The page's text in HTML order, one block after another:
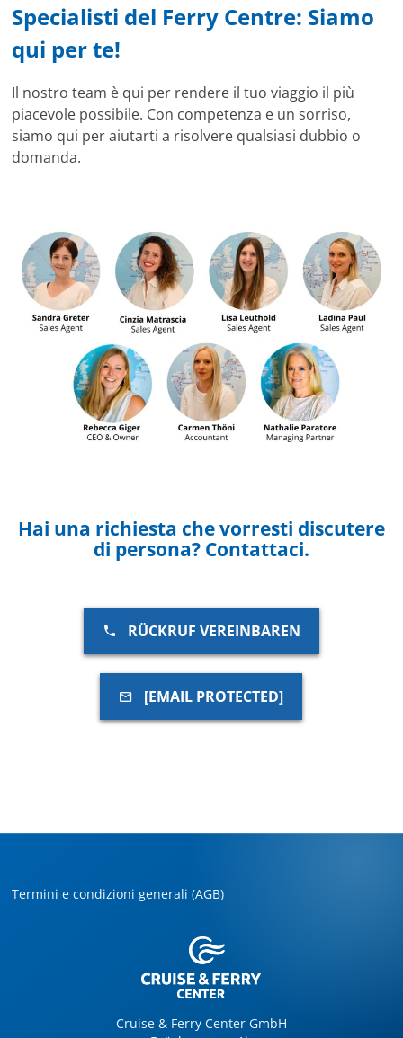
Specialisti del Ferry Centre: Siamo
qui per te!
Il nostro team è qui per rendere il tuo viaggio il più
piacevole possibile. Con competenza e un sorriso,
siamo qui per aiutarti a risolvere qualsiasi dubbio o
domanda.
Hai una richiesta che vorresti discutere
di persona? Contattaci.
RÜCKRUF VEREINBAREN
[EMAIL PROTECTED]
Termini e condizioni generali (AGB)
Cruise & Ferry Center GmbH